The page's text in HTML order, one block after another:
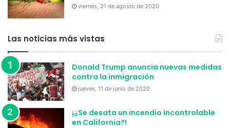
viernes, 21 de agosto de 2020
Las noticias más vistas
Donald Trump anuncia nuevas medidas
contra la inmigración
jueves, 11 de junio de 2020
¡¿Se desata un incendio incontrolable
en California?!